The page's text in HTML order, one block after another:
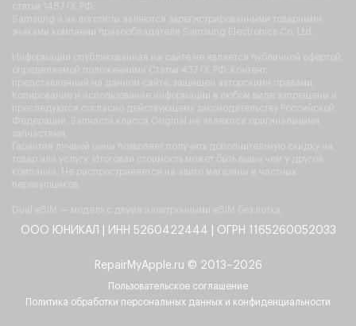
статьи 1487 ГК РФ.
Samsung и их логотипы являются зарегистрированными товарными
знаками компании правообладателя Samsung Electronics Co. Ltd.
Информация опубликованная на сайте не является публичной офертой,
определяемой положениями Статьи 437 ГК РФ. Контент,
представленный на данном сайте, защищен авторскими правами.
Копирование и использование информации в любом виде запрещены и
преследуются согласно действующему законодательству Российской
Федерации. Запчасти класса Original не являются оригинальными
запчастями.
Гарантия лучшей цены позволяет получить дополнительную скидку на
товар или услугу. Итоговая стоимость может быть выше чем у другой
компании. Не распространяется на авито магазины и частных
перекупщиков.
Dual eSIM — модель с двумя электронными eSIM без лотка.
ООО ЮНИКАЛ | ИНН 5260422444 | ОГРН 1165260052033
RepairMyApple.ru © 2013–2026
Пользовательское соглашение
Политика обработки персональных данных и конфиденциальности